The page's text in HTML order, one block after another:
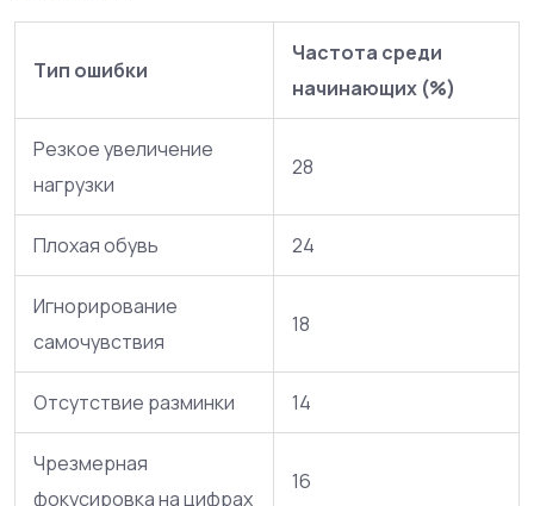
Тип ошибки
Частота среди
начинающих (%)
Резкое увеличение
нагрузки
28
Плохая обувь 24
Игнорирование
самочувствия
18
Отсутствие разминки 14
Чрезмерная
фокусировка на цифрах
16